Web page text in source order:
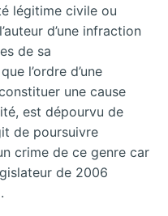
légitime civile ou
d’une infraction
de sa
l’ordre d’une
une cause
est dépourvu de
de poursuivre
crime de ce genre car
de 2006